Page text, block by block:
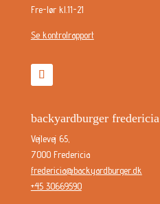
Fre-lør kl.11-21
Se kontrolrapport
backyardburger fredericia
Vejlevej 65,
7000 Fredericia
fredericia@backyardburger.dk
+45 30669590